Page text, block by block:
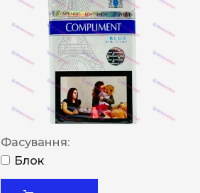
Фасування:
Блок